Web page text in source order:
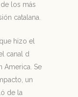
los más
catalana.
hizo el
canal d
America. Se
un
de la